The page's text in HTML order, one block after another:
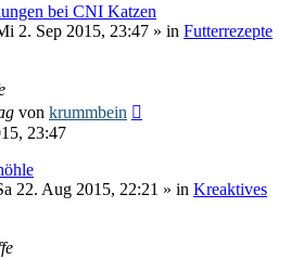
bei CNI Katzen
2. Sep 2015, 23:47 » in Futterrezepte
von krummbein
23:47
22. Aug 2015, 22:21 » in Kreaktives